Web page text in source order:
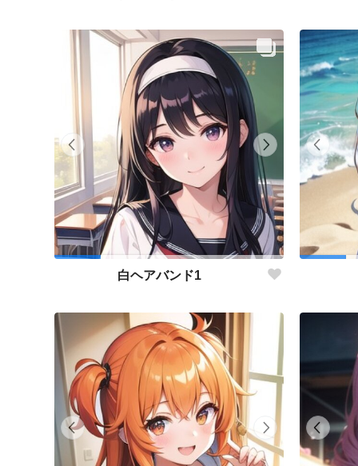
白ヘアバンド1